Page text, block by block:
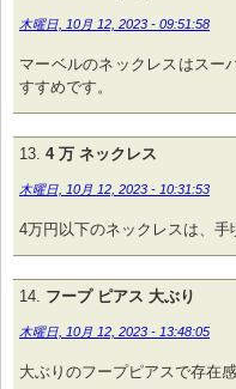
木曜日, 10月 12, 2023 - 09:51:58
マーベルのネックレスはスー
すすめです。
4 万 ネックレス
木曜日, 10月 12, 2023 - 10:31:53
4万円以下のネックレスは、
フープ ピアス 大ぶり
木曜日, 10月 12, 2023 - 13:48:05
大ぶりのフープピアスで存在